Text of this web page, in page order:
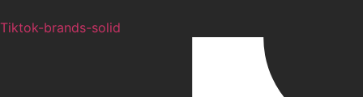
Tiktok-brands-solid